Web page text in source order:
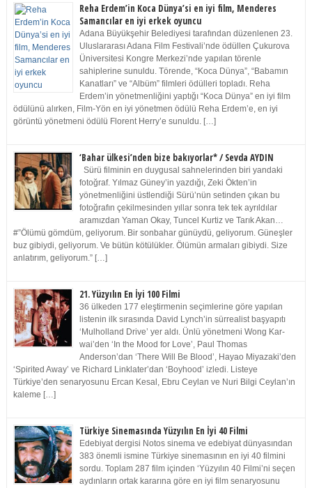
Reha Erdem’in Koca Dünya’si en iyi film, Menderes
Samancılar en iyi erkek oyuncu
Adana Büyükşehir Belediyesi tarafından düzenlenen 23.
Uluslararası Adana Film Festivali’nde ödüllen Çukurova
Üniversitesi Kongre Merkezi’nde yapılan törenle
sahiplerine sunuldu. Törende, “Koca Dünya”, “Babamın
Kanatları” ve “Albüm” filmleri ödülleri topladı. Reha
Erdem’in yönetmenliğini yaptığı “Koca Dünya” en iyi film
ödülünü alırken, Film-Yön en iyi yönetmen ödülü Reha Erdem’e, en iyi
görüntü yönetmeni ödülü Florent Herry’e sunuldu. […]
‘Bahar ülkesi’nden bize bakıyorlar* / Sevda AYDIN
Sürü filminin en duygusal sahnelerinden biri yandaki
fotoğraf. Yılmaz Güney’in yazdığı, Zeki Ökten’in
yönetmenliğini üstlendiği Sürü’nün setinden çıkan bu
fotoğrafın çekilmesinden yıllar sonra tek tek ayrıldılar
aramızdan Yaman Okay, Tuncel Kurtiz ve Tarık Akan…
#”Ölümü gömdüm, geliyorum. Bir sonbahar günüydü, geliyorum. Güneşler
buz gibiydi, geliyorum. Ve bütün kötülükler. Ölümün armaları gibiydi. Size
anlatırım, geliyorum.” […]
21. Yüzyılın En İyi 100 Filmi
36 ülkeden 177 eleştirmenin seçimlerine göre yapılan
listenin ilk sırasında David Lynch’in sürrealist başyapıtı
‘Mulholland Drive’ yer aldı. Ünlü yönetmeni Wong Kar-
wai’den ‘In the Mood for Love’, Paul Thomas
Anderson’dan ‘There Will Be Blood’, Hayao Miyazaki’den
‘Spirited Away’ ve Richard Linklater’dan ‘Boyhood’ izledi. Listeye
Türkiye’den senaryosunu Ercan Kesal, Ebru Ceylan ve Nuri Bilgi Ceylan’ın
kaleme […]
Türkiye Sinemasında Yüzyılın En İyi 40 Filmi
Edebiyat dergisi Notos sinema ve edebiyat dünyasından
383 önemli ismine Türkiye sinemasının en iyi 40 filmini
sordu. Toplam 287 film içinden ‘Yüzyılın 40 Filmi’ni seçen
aydınların ortak kararına göre en iyi film senaryosunu